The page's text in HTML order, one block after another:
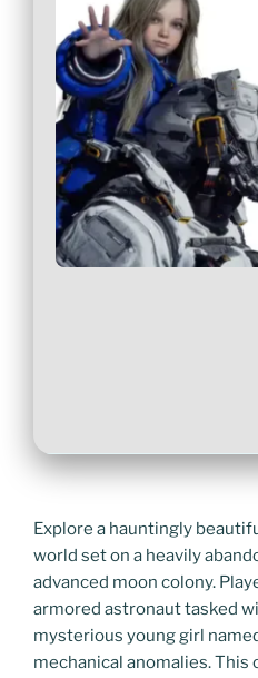
Explore a hauntingly
world set on a heavily
advanced moon colony.
armored astronaut tasked
mysterious young girl
mechanical anomalies. This